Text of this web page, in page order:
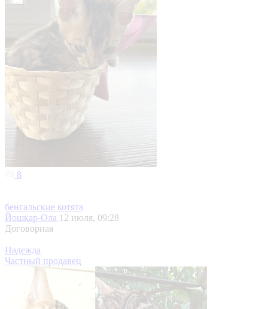
8
бенгальские котята
Йошкар-Ола 12 июля, 09:28
Договорная
Надежда
Частный продавец